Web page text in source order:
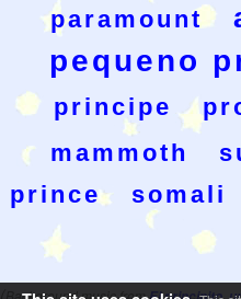
paramount
pequeno
principe
mammoth
prince
somali